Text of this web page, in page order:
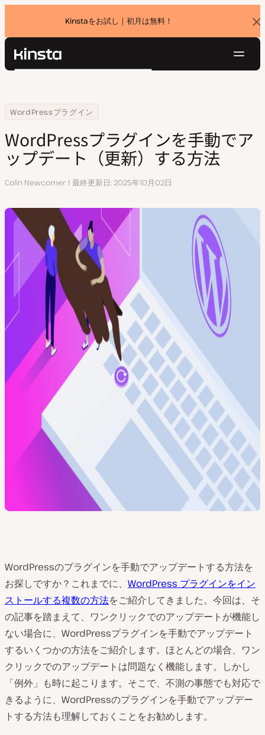
Kinstaをお試し｜初月は無料！
バ
ナ
Kinsta®
ョ
価格設定
お問い合わせ
検
Home
リソースセンター
WordPressプラグイン
WordPressプラグインを手動でアップデート（更新）する方法
WordPressプラグインを手動でア
ップデート（更新）する方法
執
Colin Newcomer 最終更新日 2025年10月02日
WordPressのプラグインを手動でアップデートする方法を
お探しですか？これまでに、 WordPress プラグインをイン
ストールする複数の方法をご紹介してきました。今回は、そ
の記事を踏まえて、ワンクリックでのアップデートが機能し
ない場合に、WordPressプラグインを手動でアップデート
するいくつかの方法をご紹介します。ほとんどの場合、ワン
クリックでのアップデートは問題なく機能します。しかし
「例外」も時に起こります。そこで、不測の事態でも対応で
きるように、WordPressのプラグインを手動でアップデー
トする方法も理解しておくことをお勧めします。